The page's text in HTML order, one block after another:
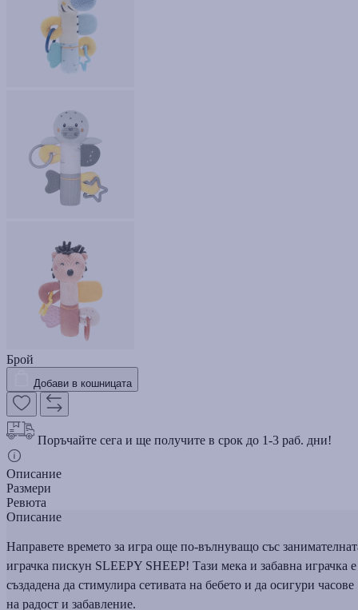
Брой
Добави в кошницата
Поръчайте сега и ще получите в срок до 1-3 раб. дни!
Описание
Размери
Ревюта
Описание
Направете времето за игра още по-вълнуващо със
играчка пискун SLEEPY SHEEP! Тази мека и забавна играчка е
създадена да стимулира сетивата на бебето и да осигури часове
на радост и забавление.